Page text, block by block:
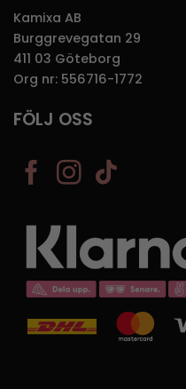
Kamixa AB
Burggrevegatan 29
411 03 Göteborg
Org nr: 556716-1772
FÖLJ OSS